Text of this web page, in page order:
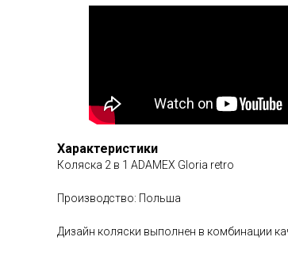
Характеристики
Коляска 2 в 1 ADAMEX Gloria retro
Производство: Польша
Дизайн коляски выполнен в комбинации